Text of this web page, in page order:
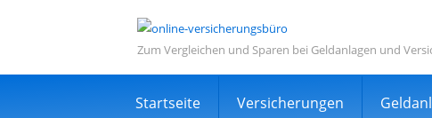
Zum Vergleichen und Sparen bei Geldanlagen und
Startseite Versicherungen